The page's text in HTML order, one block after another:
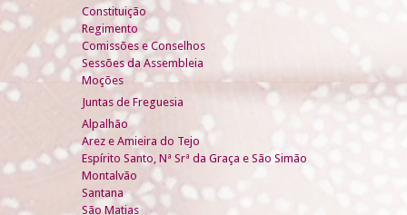
Constituição
Regimento
Comissões e Conselhos
Sessões da Assembleia
Moções
Juntas de Freguesia
Alpalhão
Arez e Amieira do Tejo
Espírito Santo, Nª Srª da Graça e São Simão
Montalvão
Santana
São Matias